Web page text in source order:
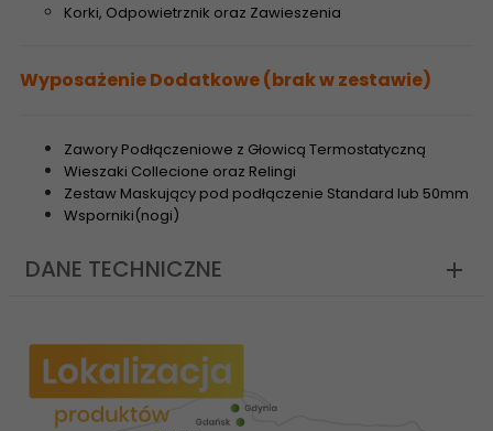
Korki, Odpowietrznik oraz Zawieszenia
Wyposażenie Dodatkowe (brak w zestawie)
Zawory Podłączeniowe z Głowicą Termostatyczną
Wieszaki Collecione oraz Relingi
Zestaw Maskujący pod podłączenie Standard lub 50mm
Wsporniki(nogi)
DANE TECHNICZNE